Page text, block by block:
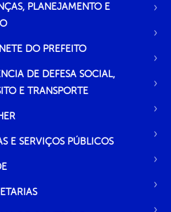
PLANEJAMENTO E
DO PREFEITO
DE DEFESA SOCIAL,
E TRANSPORTE
E SERVIÇOS PÚBLICOS